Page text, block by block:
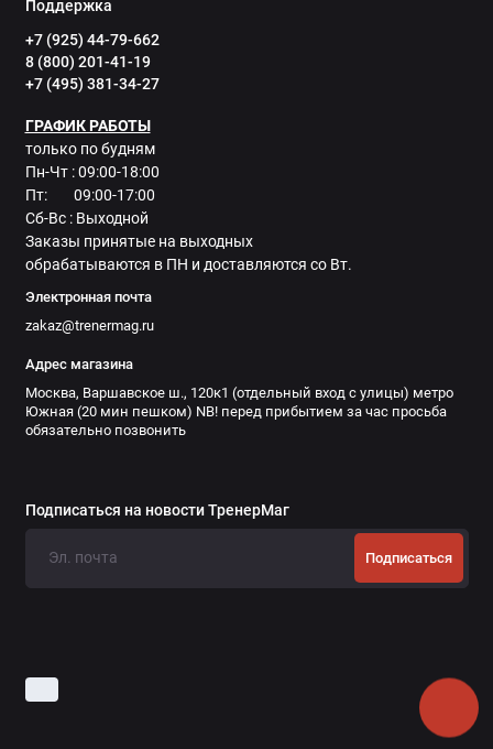
Поддержка
+7 (925) 44-79-662
8 (800) 201-41-19
+7 (495) 381-34-27
ГРАФИК РАБОТЫ
только по будням
Пн-Чт : 09:00-18:00
Пт: 09:00-17:00
Сб-Вс : Выходной
Заказы принятые на выходных
обрабатываются в ПН и доставляются со Вт.
Электронная почта
zakaz@trenermag.ru
Адрес магазина
Москва, Варшавское ш., 120к1 (отдельный вход с улицы) метро
Южная (20 мин пешком) NB! перед прибытием за час просьба
обязательно позвонить
Подписаться на новости ТренерМаг
Подписаться